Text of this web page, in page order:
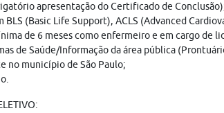
apresentação do Certificado de
BLS (Basic Life Support), ACLS (Advanced
de 6 meses como enfermeiro e em cargo de
de Saúde/Informação da área pública
no município de São Paulo;